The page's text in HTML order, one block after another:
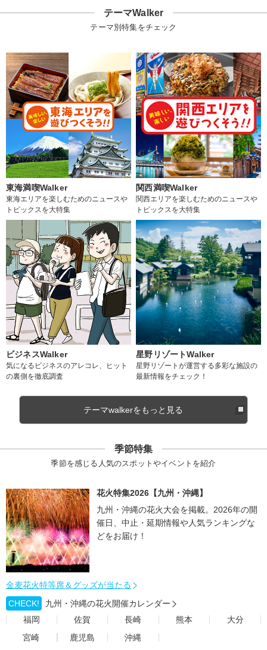
テーマWalker
テーマ別特集をチェック
東海満喫Walker
東海エリアを楽しむためのニュースや
トピックスを大特集
関西満喫Walker
関西エリアを楽しむためのニュースや
トピックスを大特集
ビジネスWalker
気になるビジネスのアレコレ、ヒット
の裏側を徹底調査
星野リゾートWalker
星野リゾートが運営する多彩な施設の
最新情報をチェック！
テーマwalkerをもっと見る
季節特集
季節を感じる人気のスポットやイベントを紹介
花火特集2026【九州・沖縄】
九州・沖縄の花火大会を掲載。2026年の開
催日、中止・延期情報や人気ランキングな
どをお届け！
金麦花火特等席＆グッズが当たる
CHECK!
九州・沖縄の花火開催カレンダー
福岡
佐賀 長崎 熊本
大分
宮崎
鹿児島 沖縄